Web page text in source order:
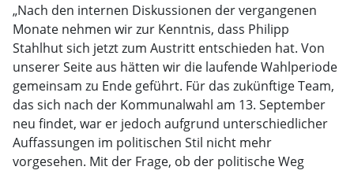
„Nach den internen Diskussionen der vergangenen
Monate nehmen wir zur Kenntnis, dass Philipp
Stahlhut sich jetzt zum Austritt entschieden hat. Von
unserer Seite aus hätten wir die laufende Wahlperiode
gemeinsam zu Ende geführt. Für das zukünftige Team,
das sich nach der Kommunalwahl am 13. September
neu findet, war er jedoch aufgrund unterschiedlicher
Auffassungen im politischen Stil nicht mehr
vorgesehen. Mit der Frage, ob der politische Weg